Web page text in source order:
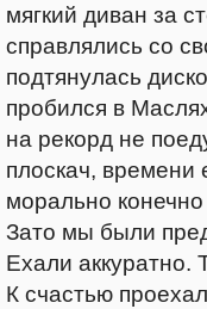
мягкий диван за
справлялись со
подтянулась
пробился в
на рекорд не
плоскач,
морально
Зато мы были
Ехали аккуратно.
К счастью